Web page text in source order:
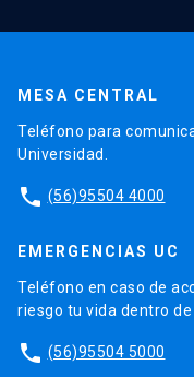
MESA CENTRAL
Teléfono para
Universidad.
phone (56)95504 4000
EMERGENCIAS UC
Teléfono en caso de
riesgo tu vida dentro de
phone (56)95504 5000